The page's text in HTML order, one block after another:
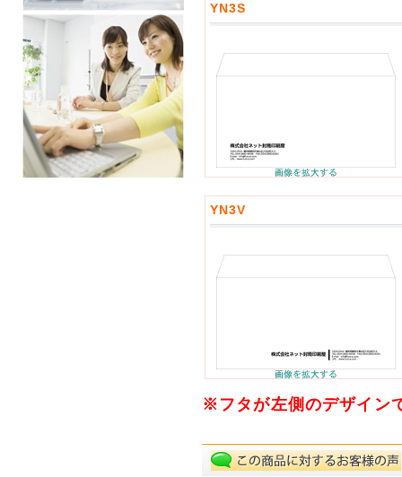
YN3S
YN3V
※フタが左側のデザイン